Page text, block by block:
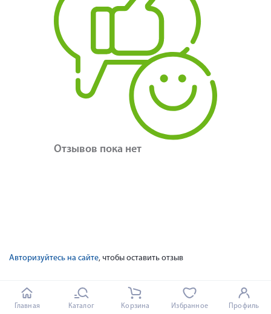
Отзывов пока нет
Авторизуйтесь на сайте, чтобы оставить отзыв
Интернет аптека Rigla.ru предлагает вам купить
Главная Каталог Корзина Избранное Профиль